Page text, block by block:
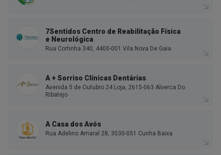
7Sentidos Centro de Reabilitação Física
e Neurológica
Rua Cortinha 340, 4400-001 Vila Nova De Gaia
A + Sorriso Clínicas Dentárias
Avenida 5 de Outubro 24 Loja, 2615-063 Alverca Do
Ribatejo
A Casa dos Avós
Rua Adelino Amaral 28, 3530-051 Cunha Baixa